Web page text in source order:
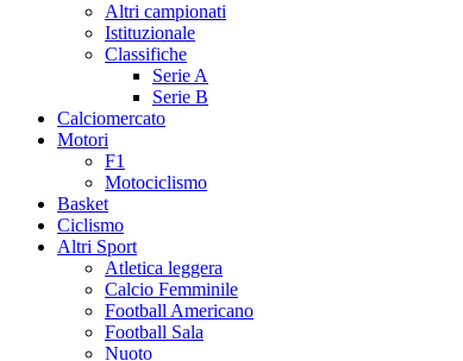
Altri campionati
Istituzionale
Classifiche
Serie A
Serie B
Calciomercato
Motori
F1
Motociclismo
Basket
Ciclismo
Altri Sport
Atletica leggera
Calcio Femminile
Football Americano
Football Sala
Nuoto